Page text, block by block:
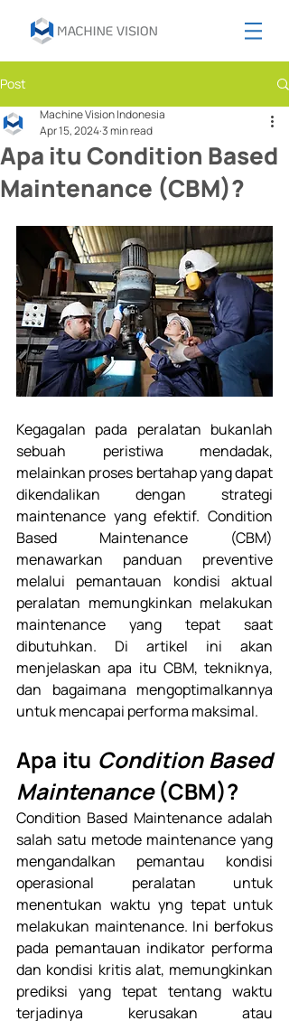
Post
Apa itu Condition Based
Maintenance (CBM)?
Machine Vision Indonesia
Apr 15, 20243 min read
Kegagalan pada peralatan bukanlah
sebuah peristiwa mendadak,
melainkan proses bertahap yang dapat
dikendalikan dengan strategi
maintenance yang efektif. Condition
Based Maintenance (CBM)
menawarkan panduan preventive
melalui pemantauan kondisi aktual
peralatan memungkinkan melakukan
maintenance yang tepat saat
dibutuhkan. Di artikel ini akan
menjelaskan apa itu CBM, tekniknya,
dan bagaimana mengoptimalkannya
untuk mencapai performa maksimal.
Apa itu Condition Based
Maintenance (CBM)?
Condition Based Maintenance adalah
salah satu metode maintenance yang
mengandalkan pemantau kondisi
operasional peralatan untuk
menentukan waktu yng tepat untuk
melakukan maintenance. Ini berfokus
pada pemantauan indikator performa
dan kondisi kritis alat, memungkinkan
prediksi yang tepat tentang waktu
terjadinya kerusakan atau